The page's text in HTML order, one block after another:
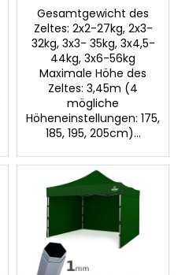
Gesamtgewicht des
Zeltes: 2x2-27kg, 2x3-
32kg, 3x3- 35kg, 3x4,5-
44kg, 3x6-56kg
Maximale Höhe des
Zeltes: 3,45m (4
mögliche
Höheneinstellungen: 175,
185, 195, 205cm)...